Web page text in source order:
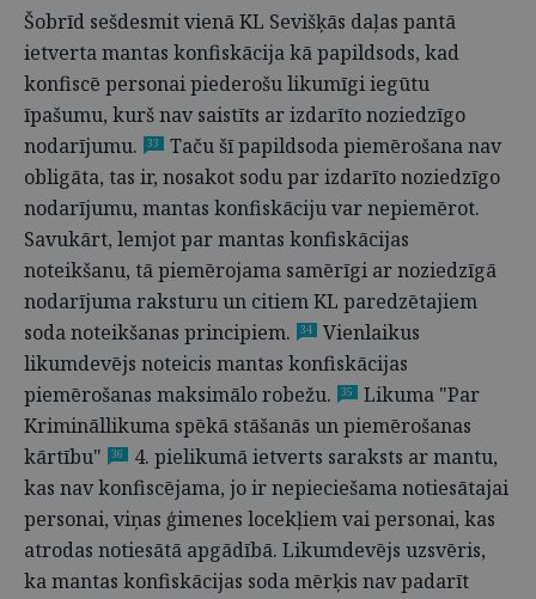
Šobrīd sešdesmit vienā KL Sevišķās daļas pantā
ietverta mantas konfiskācija kā papildsods, kad
konfiscē personai piederošu likumīgi iegūtu
īpašumu, kurš nav saistīts ar izdarīto noziedzīgo
nodarījumu.
33
Taču šī papildsoda piemērošana nav
obligāta, tas ir, nosakot sodu par izdarīto noziedzīgo
nodarījumu, mantas konfiskāciju var nepiemērot.
Savukārt, lemjot par mantas konfiskācijas
noteikšanu, tā piemērojama samērīgi ar noziedzīgā
nodarījuma raksturu un citiem KL paredzētajiem
soda noteikšanas principiem.
34
Vienlaikus
likumdevējs noteicis mantas konfiskācijas
piemērošanas maksimālo robežu.
35
Likuma "Par
Krimināllikuma spēkā stāšanās un piemērošanas
kārtību"
36
4. pielikumā ietverts saraksts ar mantu,
kas nav konfiscējama, jo ir nepieciešama notiesātajai
personai, viņas ģimenes locekļiem vai personai, kas
atrodas notiesātā apgādībā. Likumdevējs uzsvēris,
ka mantas konfiskācijas soda mērķis nav padarīt